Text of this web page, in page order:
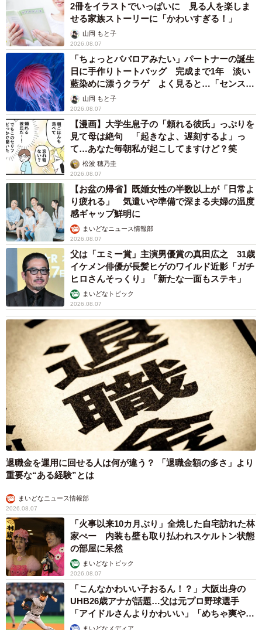
2冊をイラストでいっぱいに 見る人を楽しま
せる家族ストーリーに「かわいすぎる！」
山岡 もと子
2026.08.07
「ちょっとババロアみたい」パートナーの誕生
日に手作りトートバッグ 完成まで1年 淡い
藍染めに漂うクラゲ よく見ると…「センスす
ごい」山岡 もと子
2026.08.07
【漫画】大学生息子の「頼れる彼氏」っぷりを
見て母は絶句 「起きなよ、遅刻するよ」っ
て…あなた毎朝私が起こしてますけど？笑
松波 穂乃圭
2026.08.07
【お盆の帰省】既婚女性の半数以上が「日常よ
り疲れる」 気遣いや準備で深まる夫婦の温度
感ギャップ鮮明に
まいどなニュース情報部
2026.08.07
父は「エミー賞」主演男優賞の真田広之 31歳
イケメン俳優が長髪ヒゲのワイルド近影「ガチ
ヒロさんそっくり」「新たな一面もステキ」
まいどなトピック
2026.08.07
退職金を運用に回せる人は何が違う？ 「退職金額の多さ」より
重要な“ある経験”とは
まいどなニュース情報部
2026.08.07
「火事以来10カ月ぶり」全焼した自宅訪れた林
家ぺー 内装も壁も取り払われスケルトン状態
の部屋に呆然
まいどなトピック
2026.08.07
「こんなかわいい子おるん！？」大阪出身の
UHB26歳アナが話題…父は元プロ野球選手
「アイドルさんよりかわいい」「めちゃ爽や
か」まいどなメディア